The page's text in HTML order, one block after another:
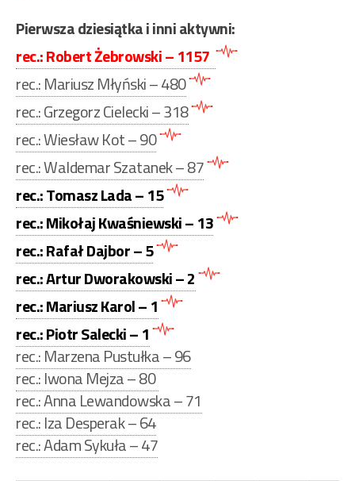
Pierwsza dziesiątka i inni aktywni:
rec.: Robert Żebrowski – 1157
rec.: Mariusz Młyński – 480
rec.: Grzegorz Cielecki – 318
rec.: Wiesław Kot – 90
rec.: Waldemar Szatanek – 87
rec.: Tomasz Lada – 15
rec.: Mikołaj Kwaśniewski – 13
rec.: Rafał Dajbor – 5
rec.: Artur Dworakowski – 2
rec.: Mariusz Karol – 1
rec.: Piotr Salecki – 1
rec.: Marzena Pustułka – 96
rec.: Iwona Mejza – 80
rec.: Anna Lewandowska – 71
rec.: Iza Desperak – 64
rec.: Adam Sykuła – 47